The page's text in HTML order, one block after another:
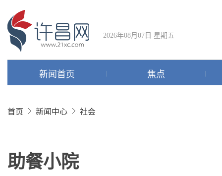
2026年08月07日 星期五
新闻首页 焦点
首页 新闻中心 社会
助餐小院